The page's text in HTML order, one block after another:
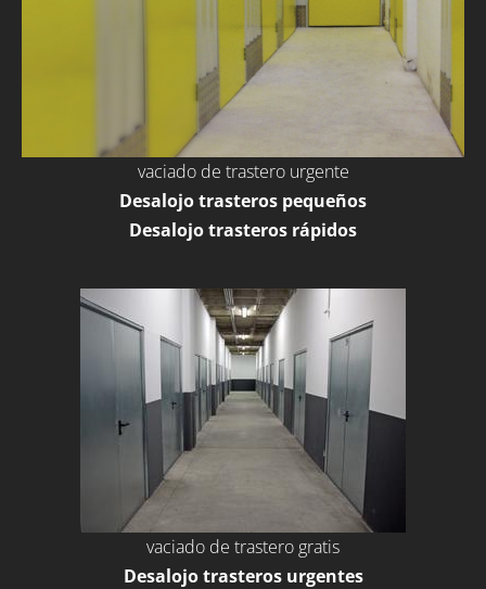
vaciado de trastero urgente
Desalojo trasteros pequeños
Desalojo trasteros rápidos
vaciado de trastero gratis
Desalojo trasteros urgentes